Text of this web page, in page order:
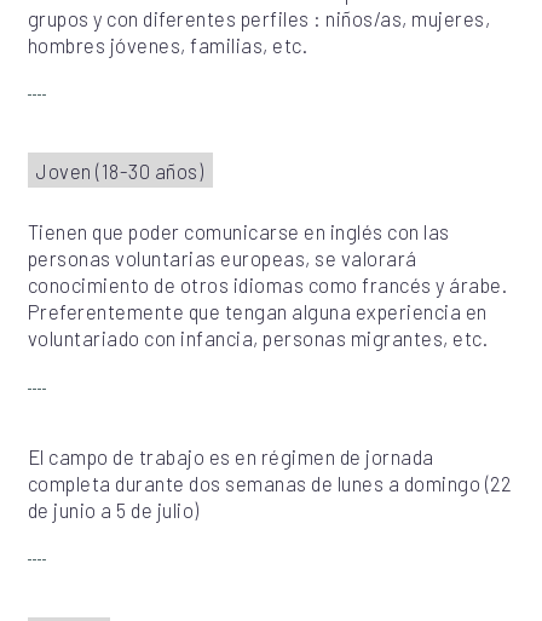
grupos y con diferentes perfiles : niños/as, mujeres,
hombres jóvenes, familias, etc.
Joven (18-30 años)
Tienen que poder comunicarse en inglés con las
personas voluntarias europeas, se valorará
conocimiento de otros idiomas como francés y árabe.
Preferentemente que tengan alguna experiencia en
voluntariado con infancia, personas migrantes, etc.
El campo de trabajo es en régimen de jornada
completa durante dos semanas de lunes a domingo (22
de junio a 5 de julio)